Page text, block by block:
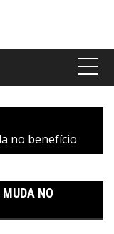
no benefício
NO